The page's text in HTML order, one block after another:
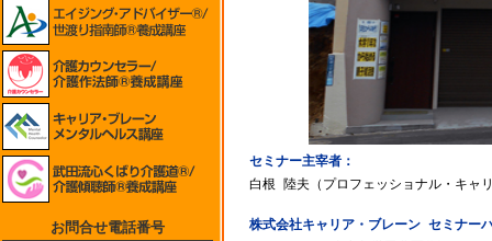
セミナー主宰者：
白根 陸夫（プロフェッショナル・キャ
株式会社キャリア・ブレーン セミナー
お問合せ電話番号